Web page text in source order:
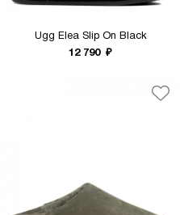
Ugg Elea Slip On Black
12 790 ₽